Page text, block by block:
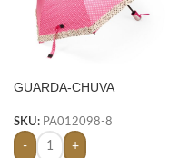
GUARDA-CHUVA
SKU: PA012098-8
- +